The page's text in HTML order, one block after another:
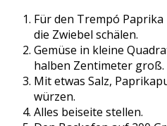
Für den Trempó
die Zwiebel schälen.
Gemüse in kleine
halben Zentimeter groß.
Mit etwas Salz,
würzen.
Alles beiseite stellen.